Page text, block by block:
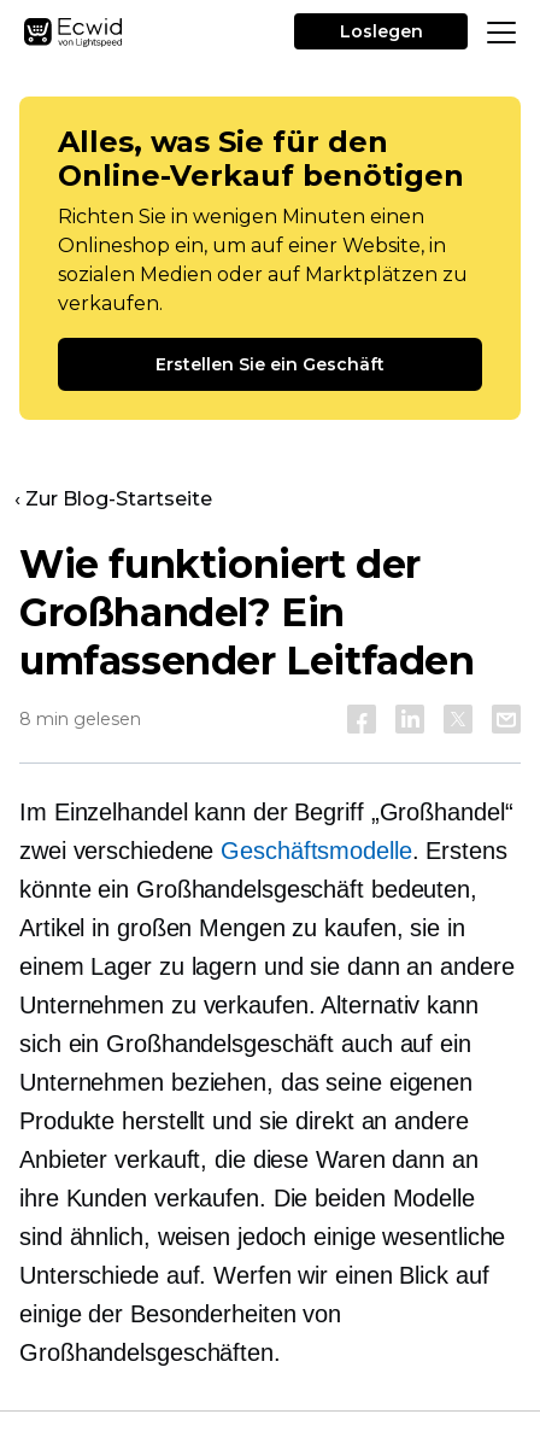
Loslegen
Alles, was Sie für den
Online-Verkauf benötigen
Richten Sie in wenigen Minuten einen
Onlineshop ein, um auf einer Website, in
sozialen Medien oder auf Marktplätzen zu
verkaufen.
Erstellen Sie ein Geschäft
‹ Zur Blog-Startseite
Wie funktioniert der
Großhandel? Ein
umfassender Leitfaden
8 min gelesen
Im Einzelhandel kann der Begriff „Großhandel“
zwei verschiedene Geschäftsmodelle. Erstens
könnte ein Großhandelsgeschäft bedeuten,
Artikel in großen Mengen zu kaufen, sie in
einem Lager zu lagern und sie dann an andere
Unternehmen zu verkaufen. Alternativ kann
sich ein Großhandelsgeschäft auch auf ein
Unternehmen beziehen, das seine eigenen
Produkte herstellt und sie direkt an andere
Anbieter verkauft, die diese Waren dann an
ihre Kunden verkaufen. Die beiden Modelle
sind ähnlich, weisen jedoch einige wesentliche
Unterschiede auf. Werfen wir einen Blick auf
einige der Besonderheiten von
Großhandelsgeschäften.